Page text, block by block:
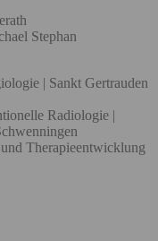
Stephan
| Sankt Gertrauden
Radiologie |
Therapieentwicklung